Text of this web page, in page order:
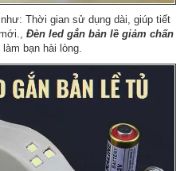
Thời gian sử dụng dài, giúp tiết
Đèn led gắn bản lề giảm chấn
bạn hài lòng.